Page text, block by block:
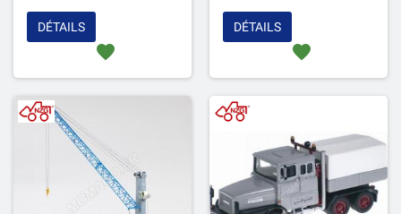
favorite
DÉTAILS
favorite
DÉTAILS